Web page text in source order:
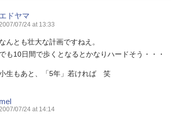
エドヤマ
07/24 at 13:33
なんとも壮大な計画ですねえ。
でも10日間で歩くとなるとかなりハードそう・・・
生もあと、「5年」若ければ 笑
mel
07/24 at 14:14